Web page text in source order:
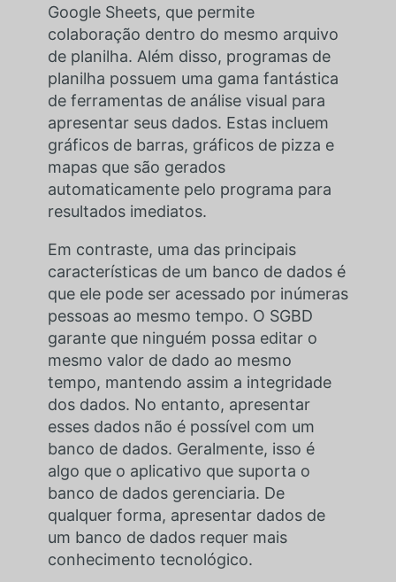
Google Sheets, que permite
colaboração dentro do mesmo arquivo
de planilha. Além disso, programas de
planilha possuem uma gama fantástica
de ferramentas de análise visual para
apresentar seus dados. Estas incluem
gráficos de barras, gráficos de pizza e
mapas que são gerados
automaticamente pelo programa para
resultados imediatos.
Em contraste, uma das principais
características de um banco de dados é
que ele pode ser acessado por inúmeras
pessoas ao mesmo tempo. O SGBD
garante que ninguém possa editar o
mesmo valor de dado ao mesmo
tempo, mantendo assim a integridade
dos dados. No entanto, apresentar
esses dados não é possível com um
banco de dados. Geralmente, isso é
algo que o aplicativo que suporta o
banco de dados gerenciaria. De
qualquer forma, apresentar dados de
um banco de dados requer mais
conhecimento tecnológico.